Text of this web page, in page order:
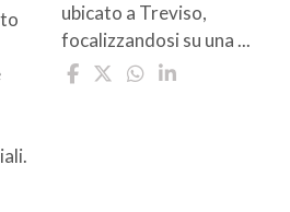
ubicato a Treviso,
focalizzandosi su una ...